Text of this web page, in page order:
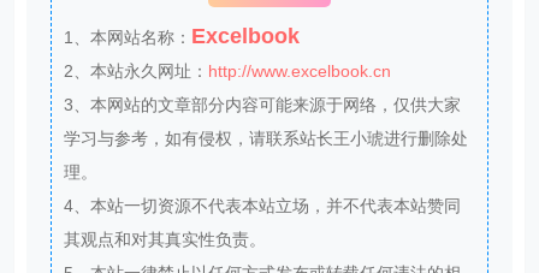
理。
4、本站一切资源不代表本站立场，并不代表本站赞同
其观点和对其真实性负责。
5、本站一律禁止以任何方式发布或转载任何违法的相
关信息，访客发现请向站长举报。
6、本站资源大多存储在云盘，如发现链接失效，请联
系我们我们会第一时间更新。